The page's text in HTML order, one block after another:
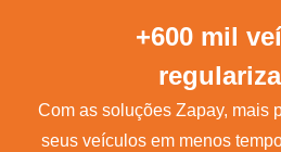
+600 mil
Com as soluções Zapay, mais
seus veículos em menos